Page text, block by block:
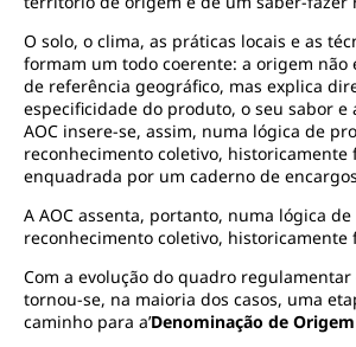
O solo, o clima, as práticas locais e as
formam um todo coerente: a origem não
de referência geográfico, mas explica
especificidade do produto, o seu sabor e
AOC insere-se, assim, numa lógica de
reconhecimento coletivo, historicamente
enquadrada por um caderno de
A AOC assenta, portanto, numa lógica
reconhecimento coletivo, historicamente
Com a evolução do quadro regulamentar
tornou-se, na maioria dos casos, uma
caminho para a’Denominação de